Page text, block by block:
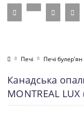
Печі Печі булер'ян
Канадська
MONTREAL